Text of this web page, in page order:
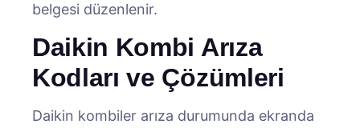
belgesi düzenlenir.
Daikin Kombi Arıza
Kodları ve Çözümleri
Daikin kombiler arıza durumunda ekranda